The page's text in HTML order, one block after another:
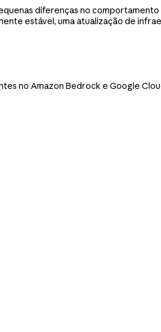
diferenças no
estável, uma atualização de
no Amazon Bedrock e Google